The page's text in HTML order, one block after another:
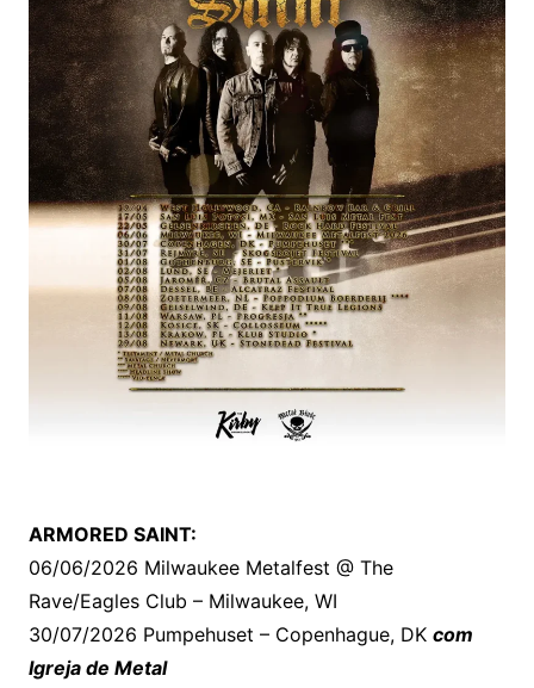
ARMORED SAINT:
06/06/2026 Milwaukee Metalfest @ The
Rave/Eagles Club – Milwaukee, WI
30/07/2026 Pumpehuset – Copenhague, DK com
Igreja de Metal